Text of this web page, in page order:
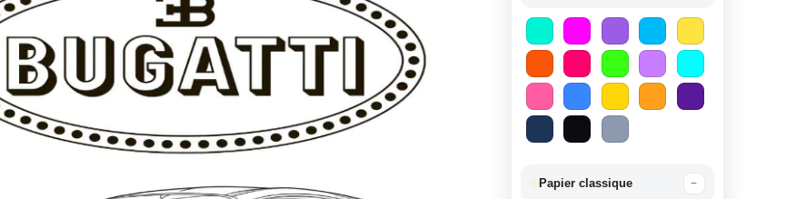
Papier classique −